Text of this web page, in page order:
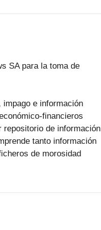
SA para la toma de
e información
financieros
de información
tanto información
de morosidad